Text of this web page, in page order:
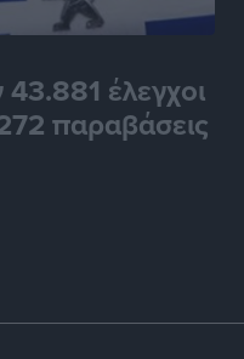
έλεγχοι
παραβάσεις